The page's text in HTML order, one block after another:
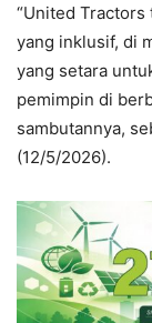
“United
yang inklusif, di
yang setara
pemimpin di
sambutannya,
(12/5/2026).